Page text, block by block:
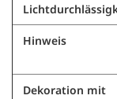
Hinweis
Dekoration mit